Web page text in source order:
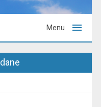
Menu